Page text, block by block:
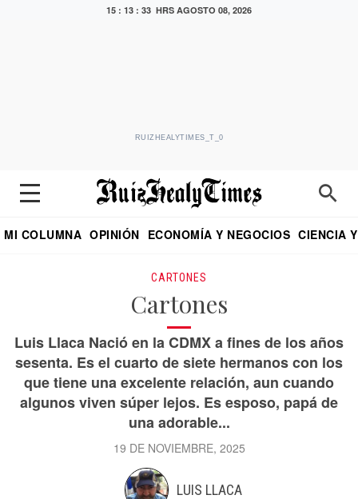
15 : 13 : 33 HRS AGOSTO 08, 2026
RUIZHEALYTIMES_T_0
MI COLUMNA OPINIÓN ECONOMÍA Y NEGOCIOS CIENCIA
CARTONES
Cartones
Luis Llaca Nació en la CDMX a fines de los años
sesenta. Es el cuarto de siete hermanos con los
que tiene una excelente relación, aun cuando
algunos viven súper lejos. Es esposo, papá de
una adorable...
19 DE NOVIEMBRE, 2025
LUIS LLACA